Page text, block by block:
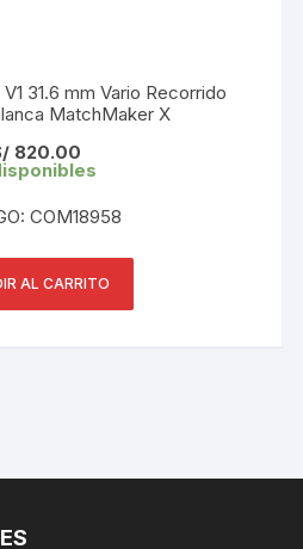
31.6 mm Vario Recorrido
MatchMaker X
820.00
COM18958
AL CARRITO